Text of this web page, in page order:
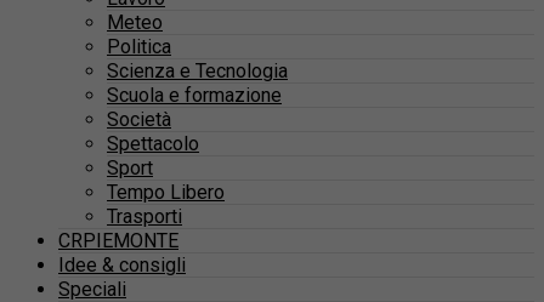
Meteo
Politica
Scienza e Tecnologia
Scuola e formazione
Società
Spettacolo
Sport
Tempo Libero
Trasporti
CRPIEMONTE
Idee & consigli
Speciali